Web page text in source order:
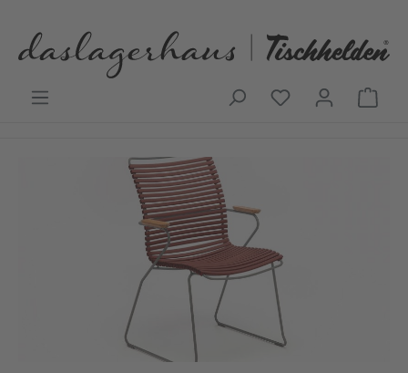
Bildergalerie überspringen